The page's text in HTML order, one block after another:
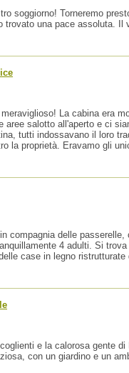
soggiorno! Torneremo
una pace assoluta.
La cabina era
aree salotto all'aperto e ci
tutti indossavano il loro
la proprietà. Eravamo gli
compagnia delle
4 adulti. Si
case in legno ristrutturate
e la calorosa gente
con un giardino e un